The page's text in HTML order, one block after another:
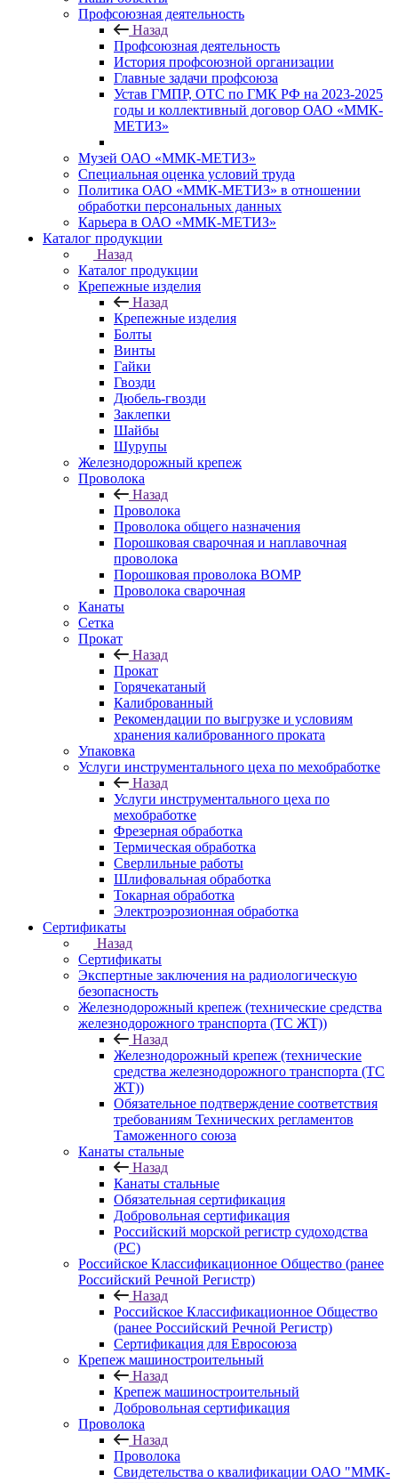
Профсоюзная деятельность
Назад
Профсоюзная деятельность
История профсоюзной организации
Главные задачи профсоюза
Устав ГМПР, ОТС по ГМК РФ на 2023-2025
годы и коллективный договор ОАО «ММК-
МЕТИЗ»
Музей ОАО «ММК-МЕТИЗ»
Специальная оценка условий труда
Политика ОАО «ММК-МЕТИЗ» в отношении
обработки персональных данных
Карьера в ОАО «ММК-МЕТИЗ»
Каталог продукции
Назад
Каталог продукции
Крепежные изделия
Назад
Крепежные изделия
Болты
Винты
Гайки
Гвозди
Дюбель-гвозди
Заклепки
Шайбы
Шурупы
Железнодорожный крепеж
Проволока
Назад
Проволока
Проволока общего назначения
Порошковая сварочная и наплавочная
проволока
Порошковая проволока ВОМР
Проволока сварочная
Канаты
Сетка
Прокат
Назад
Прокат
Горячекатаный
Калиброванный
Рекомендации по выгрузке и условиям
хранения калиброванного проката
Упаковка
Услуги инструментального цеха по мехобработке
Назад
Услуги инструментального цеха по
мехобработке
Фрезерная обработка
Термическая обработка
Сверлильные работы
Шлифовальная обработка
Токарная обработка
Электроэрозионная обработка
Сертификаты
Назад
Сертификаты
Экспертные заключения на радиологическую
безопасность
Железнодорожный крепеж (технические средства
железнодорожного транспорта (ТС ЖТ))
Назад
Железнодорожный крепеж (технические
средства железнодорожного транспорта (ТС
ЖТ))
Обязательное подтверждение соответствия
требованиям Технических регламентов
Таможенного союза
Канаты стальные
Назад
Канаты стальные
Обязательная сертификация
Добровольная сертификация
Российский морской регистр судоходства
(РС)
Российское Классификационное Общество (ранее
Российский Речной Регистр)
Назад
Российское Классификационное Общество
(ранее Российский Речной Регистр)
Сертификация для Евросоюза
Крепеж машиностроительный
Назад
Крепеж машиностроительный
Добровольная сертификация
Проволока
Назад
Проволока
Свидетельства о квалификации ОАО "ММК-